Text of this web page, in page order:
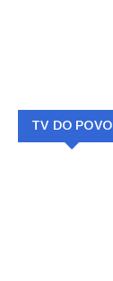
TV DO POVO